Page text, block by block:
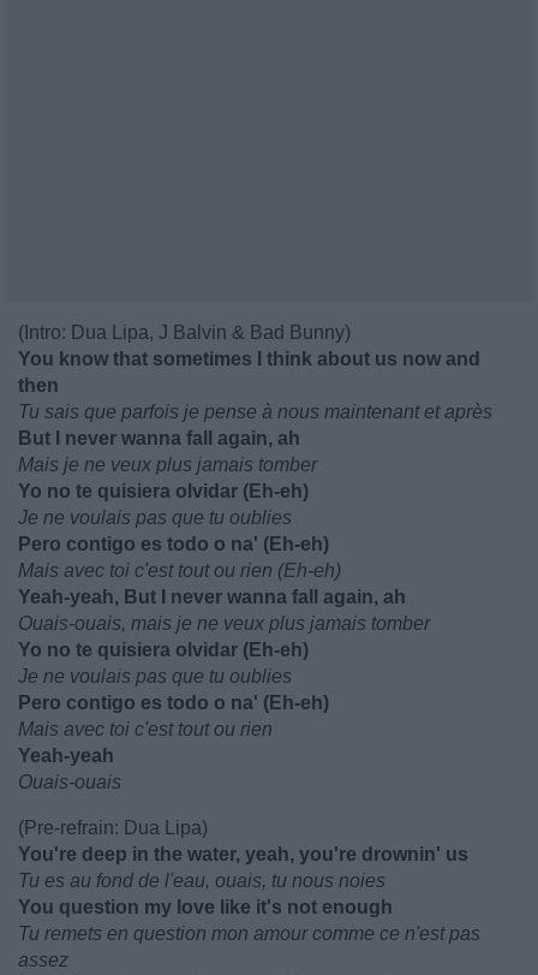
(Intro: Dua Lipa, J Balvin & Bad Bunny)
You know that sometimes I think about us now and
then
Tu sais que parfois je pense à nous maintenant et après
But I never wanna fall again, ah
Mais je ne veux plus jamais tomber
Yo no te quisiera olvidar (Eh-eh)
Je ne voulais pas que tu oublies
Pero contigo es todo o na' (Eh-eh)
Mais avec toi c'est tout ou rien (Eh-eh)
Yeah-yeah, But I never wanna fall again, ah
Ouais-ouais, mais je ne veux plus jamais tomber
Yo no te quisiera olvidar (Eh-eh)
Je ne voulais pas que tu oublies
Pero contigo es todo o na' (Eh-eh)
Mais avec toi c'est tout ou rien
Yeah-yeah
Ouais-ouais
(Pre-refrain: Dua Lipa)
You're deep in the water, yeah, you're drownin' us
Tu es au fond de l'eau, ouais, tu nous noies
You question my love like it's not enough
Tu remets en question mon amour comme ce n'est pas
assez